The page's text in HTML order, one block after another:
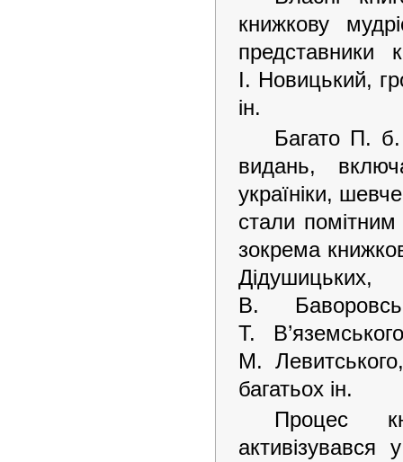
книжкову
І. Новицький,
ін.
Багато П. б.
видань,
україніки,
стали
зокрема
В.
Т.
М.
багатьох ін.
Процес